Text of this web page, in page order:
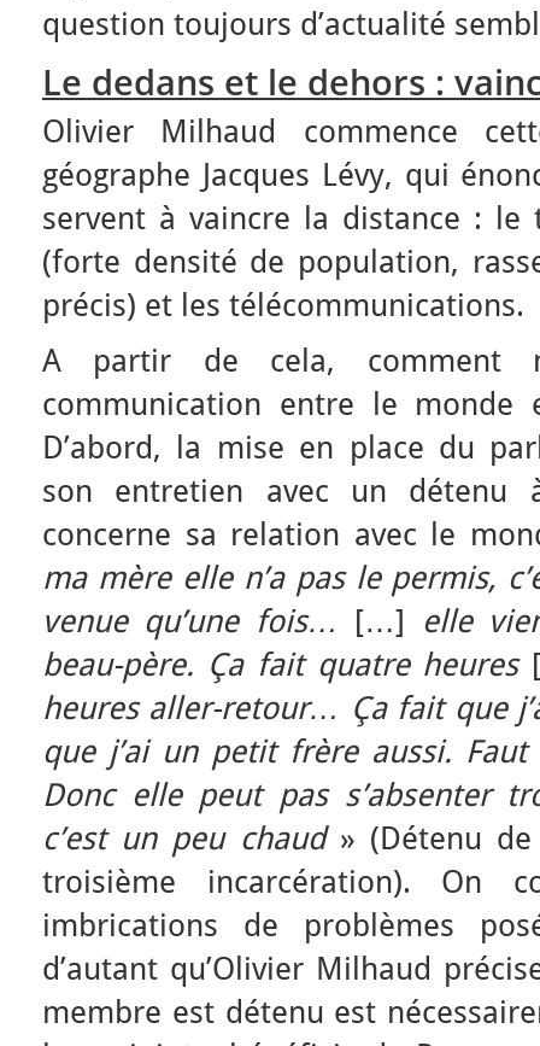
question toujours d’actualité
Le dedans et le dehors :
Olivier Milhaud commence
géographe Jacques Lévy, qui
servent à vaincre la distance : le
(forte densité de population,
précis) et les télécommunications.
A partir de cela, comment
communication entre le
D’abord, la mise en place du
son entretien avec un détenu
concerne sa relation avec le
ma mère elle n’a pas le permis,
venue qu’une fois…
[…] elle
beau-père. Ça fait quatre heures
heures aller-retour… Ça fait que
que j’ai un petit frère aussi.
Donc elle peut pas s’absenter
c’est un peu chaud» (Détenu de
troisième incarcération). On
imbrications de problèmes
d’autant qu’Olivier Milhaud
membre est détenu est